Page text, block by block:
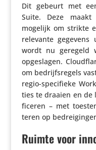
Dit gebeurt met
Suite. Deze
mogelijk om strikte
relevante
wordt nu geregeld
opge­slagen.
om bedrijfs­re­gels
regio-speci­fieke
ties te draaien en de
fi­ceren – met
teren op
Ruimte voor